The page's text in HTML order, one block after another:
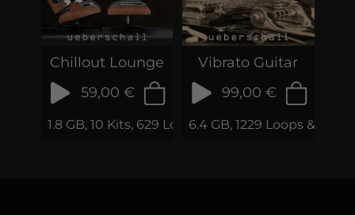
Chillout Lounge
59,00 €
1.8 GB, 10 Kits, 629 Loops & Samples
Vibrato Guitar
99,00 €
6.4 GB, 1229 Loops &